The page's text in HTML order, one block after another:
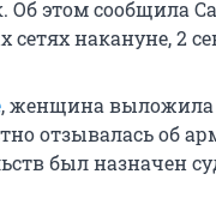
Об этом сообщила
накануне, 2
, женщина выложила
отзывалась об
был назначен